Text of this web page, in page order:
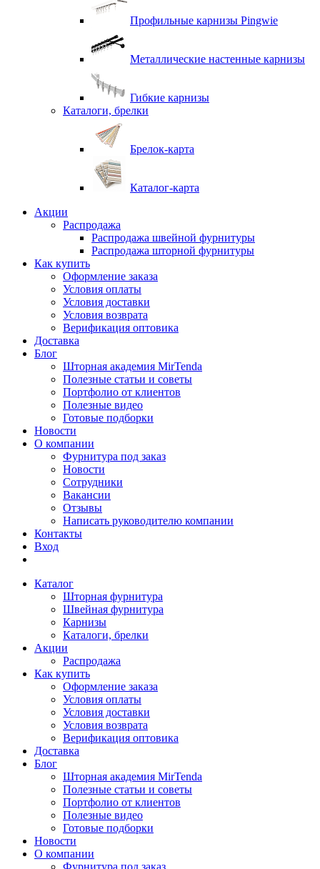
Профильные карнизы Pingwie
Металлические настенные карнизы
Гибкие карнизы
Каталоги, брелки
Брелок-карта
Каталог-карта
Акции
Распродажа
Распродажа швейной фурнитуры
Распродажа шторной фурнитуры
Как купить
Оформление заказа
Условия оплаты
Условия доставки
Условия возврата
Верификация оптовика
Доставка
Блог
Шторная академия MirTenda
Полезные статьи и советы
Портфолио от клиентов
Полезные видео
Готовые подборки
Новости
О компании
Фурнитура под заказ
Новости
Сотрудники
Вакансии
Отзывы
Написать руководителю компании
Контакты
Вход
Каталог
Шторная фурнитура
Швейная фурнитура
Карнизы
Каталоги, брелки
Акции
Распродажа
Как купить
Оформление заказа
Условия оплаты
Условия доставки
Условия возврата
Верификация оптовика
Доставка
Блог
Шторная академия MirTenda
Полезные статьи и советы
Портфолио от клиентов
Полезные видео
Готовые подборки
Новости
О компании
Фурнитура под заказ